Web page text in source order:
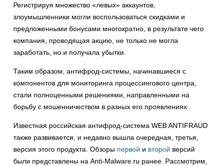
Регистрируя множество «левых» аккаунтов,
злоумышленники могли воспользоваться скидками и
предложенными бонусами многократно, в результате чего
компания, проводящая акцию, не только не могла
заработать, но и получала убытки.
Таким образом, антифрод-системы, начинавшиеся с
компонентов для мониторинга процессингового центра,
стали полноценными решениями, направленными на
борьбу с мошенничеством в разных его проявлениях.
Известная российская антифрод-система WEB ANTIFRAUD
также развивается, и недавно вышла очередная, третья,
версия этого продукта. Обзоры первой и второй версий
были представлены на Anti-Malware.ru ранее. Рассмотрим,